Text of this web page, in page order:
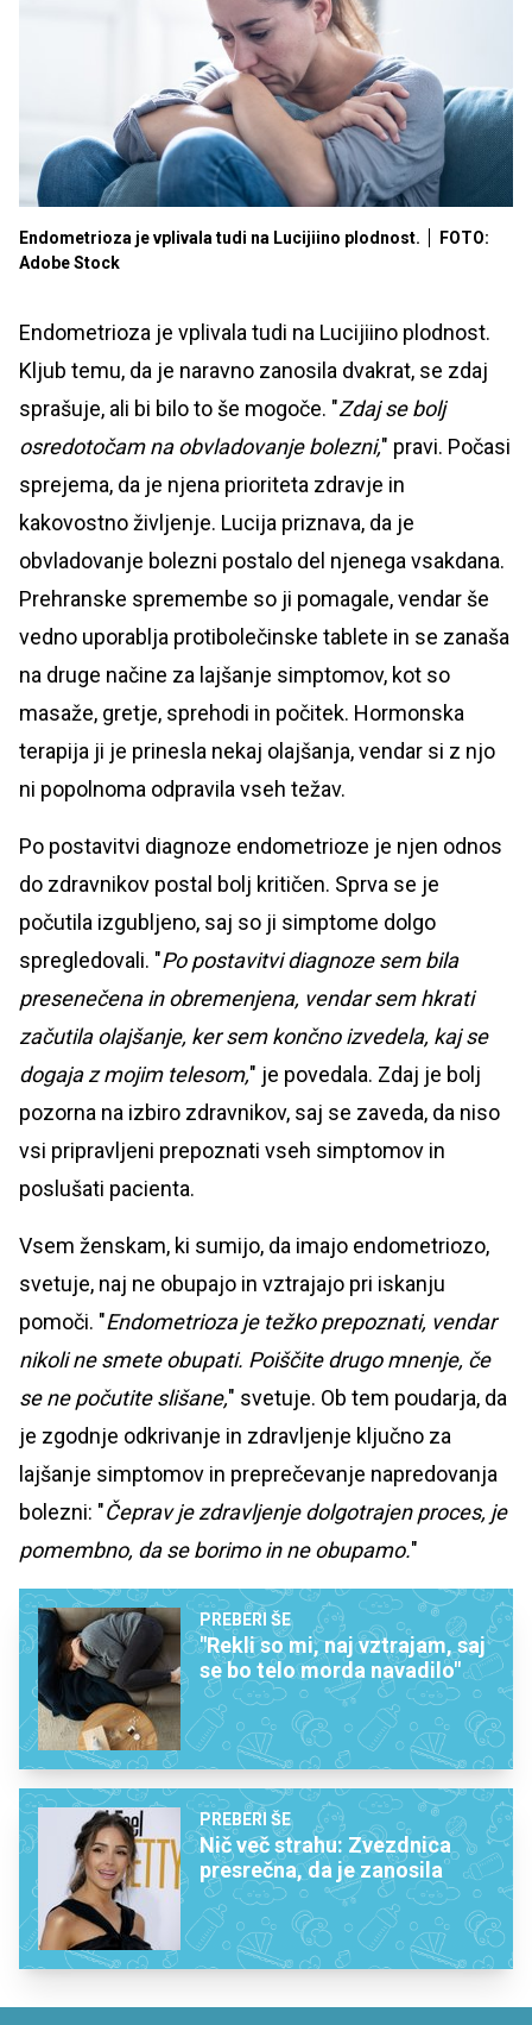
Endometrioza je vplivala tudi na Lucijiino plodnost.
FOTO:
Adobe Stock
Endometrioza je vplivala tudi na Lucijiino plodnost.
Kljub temu, da je naravno zanosila dvakrat, se zdaj
sprašuje, ali bi bilo to še mogoče. "Zdaj se bolj
osredotočam na obvladovanje bolezni," pravi. Počasi
sprejema, da je njena prioriteta zdravje in
kakovostno življenje. Lucija priznava, da je
obvladovanje bolezni postalo del njenega vsakdana.
Prehranske spremembe so ji pomagale, vendar še
vedno uporablja protibolečinske tablete in se zanaša
na druge načine za lajšanje simptomov, kot so
masaže, gretje, sprehodi in počitek. Hormonska
terapija ji je prinesla nekaj olajšanja, vendar si z njo
ni popolnoma odpravila vseh težav.
Po postavitvi diagnoze endometrioze je njen odnos
do zdravnikov postal bolj kritičen. Sprva se je
počutila izgubljeno, saj so ji simptome dolgo
spregledovali. "Po postavitvi diagnoze sem bila
presenečena in obremenjena, vendar sem hkrati
začutila olajšanje, ker sem končno izvedela, kaj se
dogaja z mojim telesom," je povedala. Zdaj je bolj
pozorna na izbiro zdravnikov, saj se zaveda, da niso
vsi pripravljeni prepoznati vseh simptomov in
poslušati pacienta.
Vsem ženskam, ki sumijo, da imajo endometriozo,
svetuje, naj ne obupajo in vztrajajo pri iskanju
pomoči. "Endometrioza je težko prepoznati, vendar
nikoli ne smete obupati. Poiščite drugo mnenje, če
se ne počutite slišane," svetuje. Ob tem poudarja, da
je zgodnje odkrivanje in zdravljenje ključno za
lajšanje simptomov in preprečevanje napredovanja
bolezni: "Čeprav je zdravljenje dolgotrajen proces, je
pomembno, da se borimo in ne obupamo."
PREBERI ŠE
"Rekli so mi, naj vztrajam, saj
se bo telo morda navadilo"
PREBERI ŠE
Nič več strahu: Zvezdnica
presrečna, da je zanosila